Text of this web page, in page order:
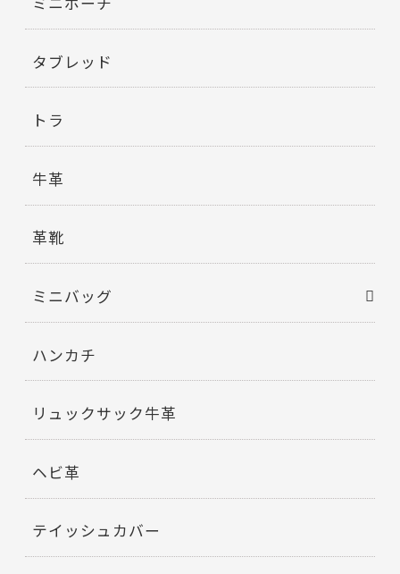
タブレッド
トラ
牛革
革靴
ミニバッグ
ハンカチ
リュックサック牛革
ヘビ革
テイッシュカバー